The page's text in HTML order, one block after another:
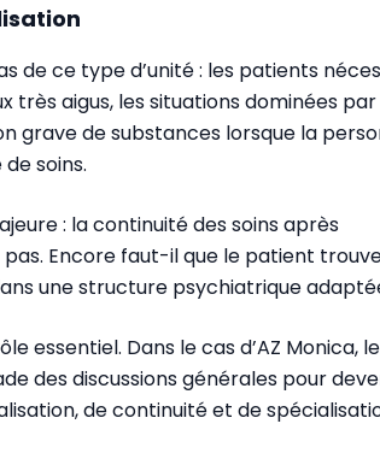
de ce type d’unité : les patients
aigus, les situations dominées par
grave de substances lorsque la
soins.
: la continuité des soins après
Encore faut-il que le patient
une structure psychiatrique
essentiel. Dans le cas d’AZ Monica,
des discussions générales pour
de continuité et de